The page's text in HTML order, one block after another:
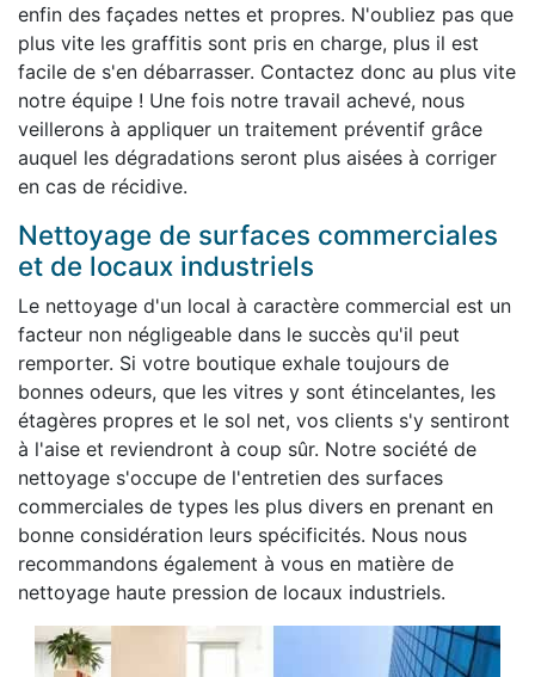
enfin des façades nettes et propres. N'oubliez pas que
plus vite les graffitis sont pris en charge, plus il est
facile de s'en débarrasser. Contactez donc au plus vite
notre équipe ! Une fois notre travail achevé, nous
veillerons à appliquer un traitement préventif grâce
auquel les dégradations seront plus aisées à corriger
en cas de récidive.
Nettoyage de surfaces commerciales
et de locaux industriels
Le nettoyage d'un local à caractère commercial est un
facteur non négligeable dans le succès qu'il peut
remporter. Si votre boutique exhale toujours de
bonnes odeurs, que les vitres y sont étincelantes, les
étagères propres et le sol net, vos clients s'y sentiront
à l'aise et reviendront à coup sûr. Notre société de
nettoyage s'occupe de l'entretien des surfaces
commerciales de types les plus divers en prenant en
bonne considération leurs spécificités. Nous nous
recommandons également à vous en matière de
nettoyage haute pression de locaux industriels.